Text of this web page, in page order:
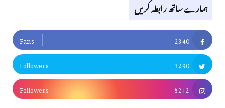
ہمارے ساتھ رابطہ کریں
2340
Fans
3290
Followers
5212
Followers